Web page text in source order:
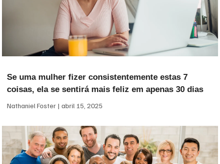
Se uma mulher fizer consistentemente estas 7
coisas, ela se sentirá mais feliz em apenas 30 dias
Nathaniel Foster abril 15, 2025